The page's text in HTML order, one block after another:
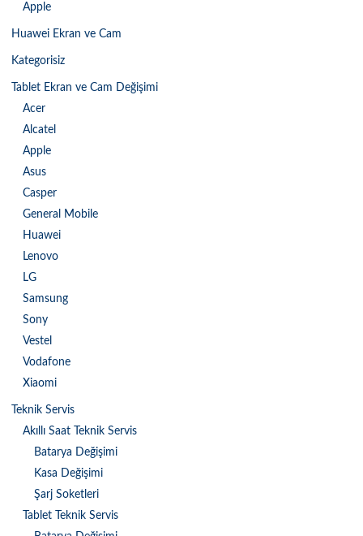
Apple
Huawei Ekran ve Cam
Kategorisiz
Tablet Ekran ve Cam Değişimi
Acer
Alcatel
Apple
Asus
Casper
General Mobile
Huawei
Lenovo
LG
Samsung
Sony
Vestel
Vodafone
Xiaomi
Teknik Servis
Akıllı Saat Teknik Servis
Batarya Değişimi
Kasa Değişimi
Şarj Soketleri
Tablet Teknik Servis